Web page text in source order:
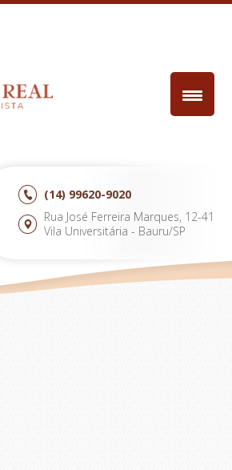
(14) 99620-9020
Rua José Ferreira Marques, 12-41
Vila Universitária - Bauru/SP